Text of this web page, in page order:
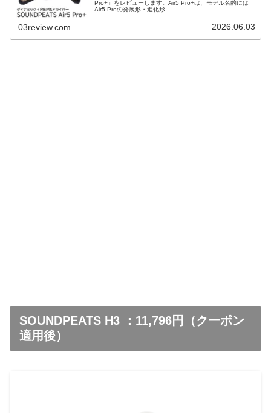
Pro+」をレビューします。Air5 Pro+は、モデル名的には
Air5 Proの発展形・進化形...
03review.com 2026.06.03
SOUNDPEATS H3 ：11,796円（クーポン
適用後）